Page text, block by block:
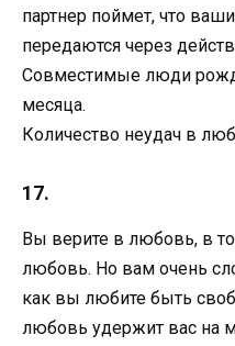
партнер поймет, что
передаются через
Совместимые люди
месяца.
Количество неудач в
17.
Вы верите в любовь, в
любовь. Но вам очень
как вы любите быть
любовь удержит вас на